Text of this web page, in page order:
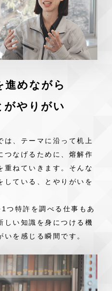
進めながら
がやりがい
は、テーマに沿って机上
つなげるために、熔解作
重ねていきます。そんな
している、とやりがいを
つ特許を調べる仕事もあ
しい知識を身につける機
を感じる瞬間です。